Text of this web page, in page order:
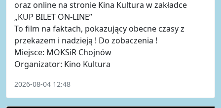
oraz online na stronie Kina Kultura w zakładce
„KUP BILET ON-LINE”
To film na faktach, pokazujący obecne czasy z
przekazem i nadzieją ! Do zobaczenia !
Miejsce: MOKSiR Chojnów
Organizator: Kino Kultura
2026-08-04 12:48